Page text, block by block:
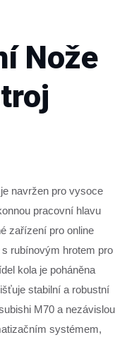
Nože
navržen pro vysoce
pracovní hlavu
zařízení pro online
rubínovým hrotem pro
kola je poháněna
stabilní a robustní
M70 a nezávislou
systémem,